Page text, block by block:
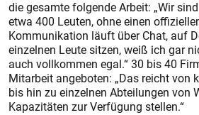
die gesamte folgende Arbeit: „Wir
etwa 400 Leuten, ohne einen
Kommunikation läuft über Chat, auf
einzelnen Leute sitzen, weiß ich gar
auch vollkommen egal.“ 30 bis 40
Mitarbeit angeboten: „Das reicht von
bis hin zu einzelnen Abteilungen von
Kapazitäten zur Verfügung stellen.“